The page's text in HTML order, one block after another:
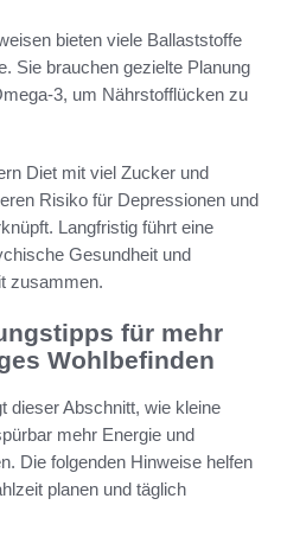
bieten viele Ballaststoffe
Sie brauchen gezielte Planung
3, um Nährstofflücken zu
Diet mit viel Zucker und
Risiko für Depressionen und
Langfristig führt eine
Gesundheit und
zusammen.
für mehr
Wohlbefinden
dieser Abschnitt, wie kleine
mehr Energie und
Die folgenden Hinweise helfen
planen und täglich